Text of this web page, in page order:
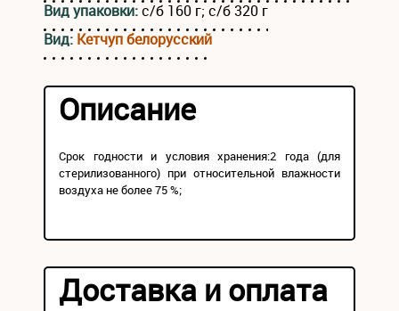
Вид упаковки:с/б 160 г; с/б 320 г
Вид: Кетчуп белорусский
Описание
Срок годности и условия хранения:2 года (для
стерилизованного) при относительной влажности
воздуха не более 75 %;
Доставка и оплата